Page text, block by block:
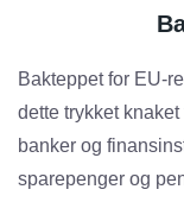
Bakteppet for EU-
dette trykket
banker og
sparepenger og